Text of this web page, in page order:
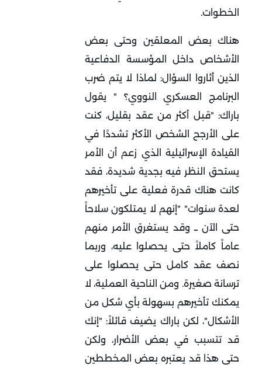
الخطوات.
هناك بعض المعلقين وحتى بعض
الأشخاص داخل المؤسسة الدفاعية
الذين أثاروا السؤال: لماذا لا يتم ضرب
البرنامج العسكري النووي؟ " يقول
باراك: "قبل أكثر من عقد بقليل، كنت
على الأرجح الشخص الأكثر تشددًا في
القيادة الإسرائيلية الذي زعم أن الأمر
يستحق النظر فيه بجدية شديدة، فقد
كانت هناك قدرة فعلية على تأخيرهم
لعدة سنوات" "إنهم لا يمتلكون سلاحاً
حتى الآن ــ وقد يستغرق الأمر منهم
عاماً كاملاً حتى يحصلوا عليه، وربما
نصف عقد كامل حتى يحصلوا على
ترسانة صغيرة. ومن الناحية العملية، لا
يمكنك تأخيرهم بسهولة بأي شكل من
الأشكال"، لكن باراك يضيف قائلاً: "إنك
قد تتسبب في بعض الأضرار، ولكن
حتى هذا قد يعتبره بعض المخططين